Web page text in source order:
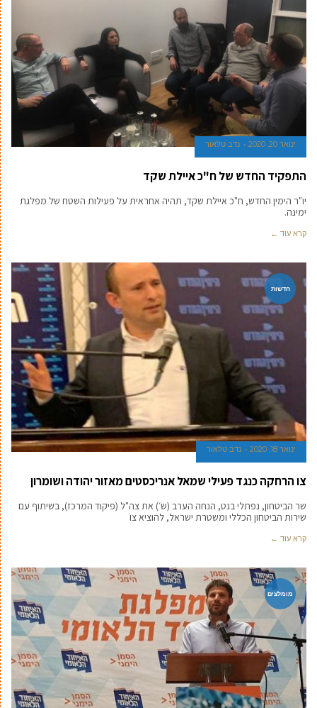
ינואר 20, 2020 נדב טלאור
התפקיד החדש של ח"כ איילת שקד
יו"ר הימין החדש, ח"כ איילת שקד, תהיה אחראית על פעילות השטח של מפלגת
ימינה.
קרא עוד ←
חדשות
ינואר 18, 2020 נדב טלאור
צו הרחקה כנגד פעילי שמאל אנריכסטים מאזור יהודה ושומרון
שר הביטחון, נפתלי בנט, הנחה הערב (ש׳) את צה"ל (פיקוד המרכז), בשיתוף עם
שירות הביטחון הכללי ומשטרת ישראל, להוציא צו
קרא עוד ←
מומלצים